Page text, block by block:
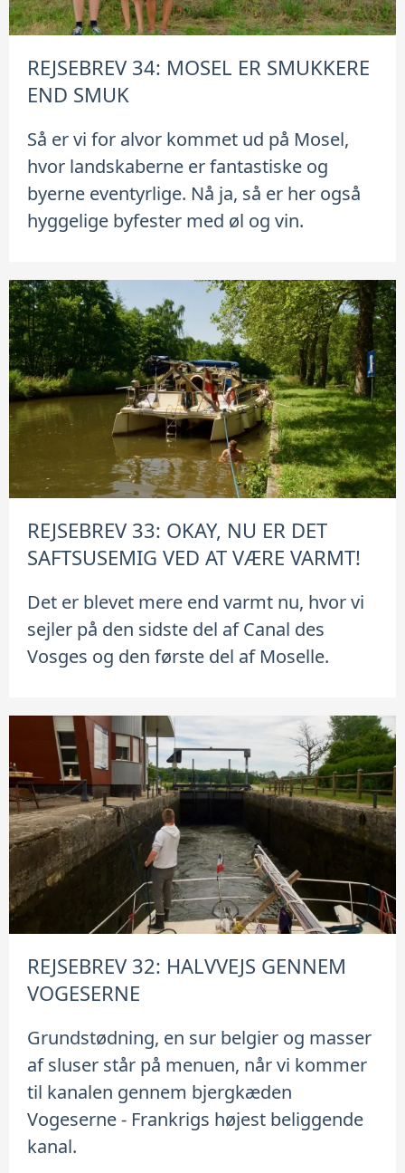
REJSEBREV 34: MOSEL ER SMUKKERE
END SMUK
Så er vi for alvor kommet ud på Mosel,
hvor landskaberne er fantastiske og
byerne eventyrlige. Nå ja, så er her også
hyggelige byfester med øl og vin.
REJSEBREV 33: OKAY, NU ER DET
SAFTSUSEMIG VED AT VÆRE VARMT!
Det er blevet mere end varmt nu, hvor vi
sejler på den sidste del af Canal des
Vosges og den første del af Moselle.
REJSEBREV 32: HALVVEJS GENNEM
VOGESERNE
Grundstødning, en sur belgier og masser
af sluser står på menuen, når vi kommer
til kanalen gennem bjergkæden
Vogeserne - Frankrigs højest beliggende
kanal.